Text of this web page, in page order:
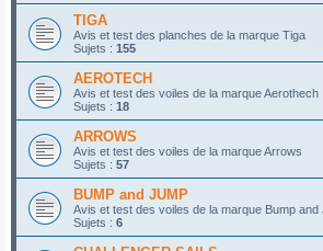
TIGA
Avis et test des planches de la marque Tiga
Sujets : 155
AEROTECH
Avis et test des voiles de la marque Aerothech
Sujets : 18
ARROWS
Avis et test des voiles de la marque Arrows
Sujets : 57
BUMP and JUMP
Avis et test des voiles de la marque Bump and
Sujets : 6